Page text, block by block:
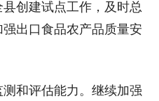
创建试点工作，及时总
出口食品农产品质量安
测和评估能力。继续加强